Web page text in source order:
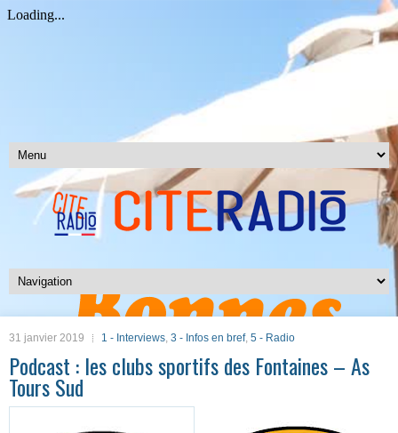
31 janvier 2019 1 - Interviews, 3 - Infos en bref, 5 - Radio
Podcast : les clubs sportifs des Fontaines – As
Tours Sud